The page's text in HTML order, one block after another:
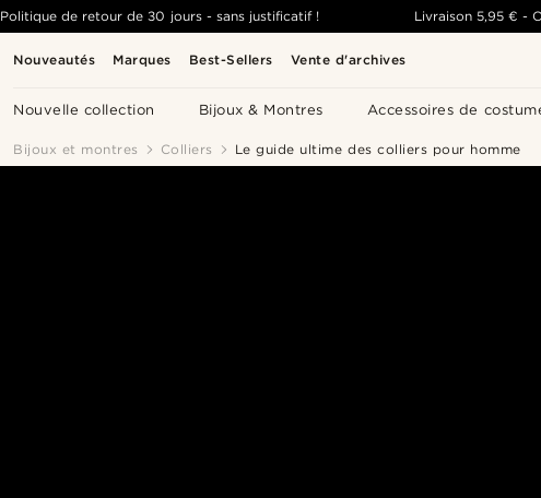
Nouveautés Marques Best-Sellers Vente d'archives
Nouvelle collection Bijoux & Montres Accessoires de
Politique de retour de 30 jours - sans justificatif ! Livraison 5,95 € -
Bijoux et montres Colliers Le guide ultime des colliers pour homme